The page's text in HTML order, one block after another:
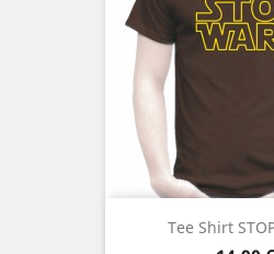
Tee Shirt